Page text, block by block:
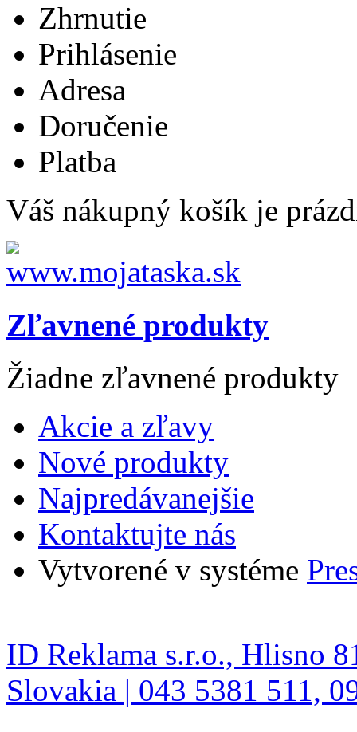
Zhrnutie
Prihlásenie
Adresa
Doručenie
Platba
Váš nákupný košík je
Zľavnené produkty
Žiadne zľavnené produkty
Akcie a zľavy
Nové produkty
Najpredávanejšie
Kontaktujte nás
Vytvorené v systéme
ID Reklama s.r.o., Hlisno
Slovakia | 043 5381 511,